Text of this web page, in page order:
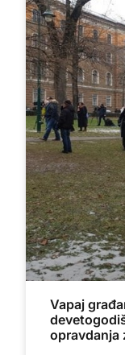
Vapaj
opravdanja